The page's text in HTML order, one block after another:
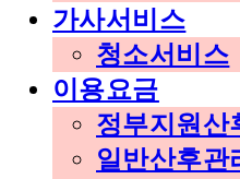
가사서비스
청소서비스
이용요금
정부지원산
일반산후관